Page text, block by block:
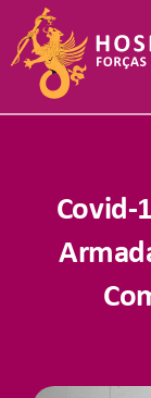
content
Covid-